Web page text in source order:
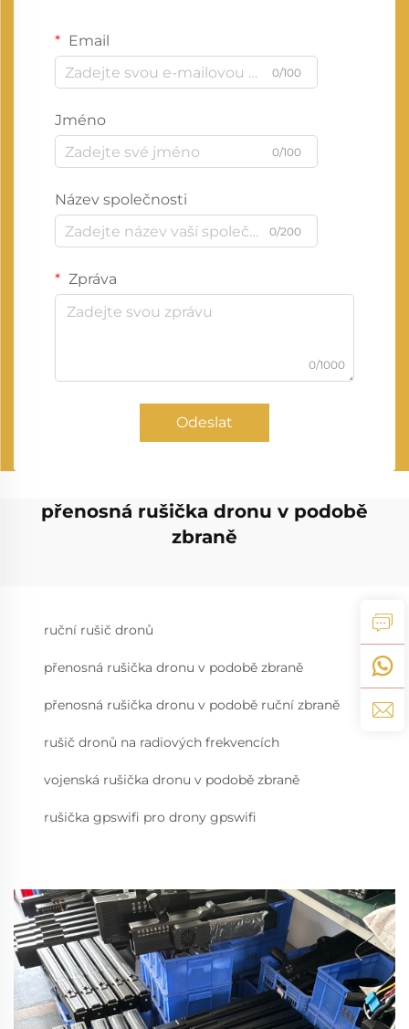
Email
0/100
Jméno
0/100
Název společnosti
0/200
Zpráva
0/1000
Odeslat
přenosná rušička dronu v podobě
zbraně
ruční rušič dronů
přenosná rušička dronu v podobě zbraně
přenosná rušička dronu v podobě ruční zbraně
rušič dronů na radiových frekvencích
vojenská rušička dronu v podobě zbraně
rušička gpswifi pro drony gpswifi